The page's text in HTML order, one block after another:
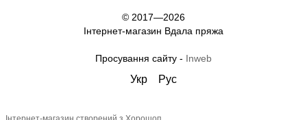
© 2017—2026
Інтернет-магазин Вдала пряжа
Просування сайту - Inweb
Укр Рус